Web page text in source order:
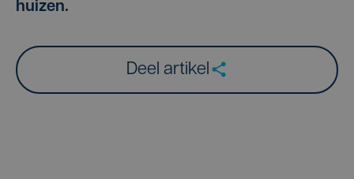
huizen.
Deel artikel